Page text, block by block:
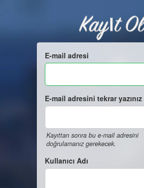
Kayıt Ol
E-mail adresi
E-mail adresini tekrar yazınız
Kayıttan sonra bu e-mail adresini
doğrulamanız gerekecek.
Kullanıcı Adı